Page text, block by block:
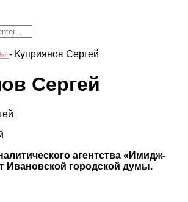
- Куприянов Сергей
Сергей
агентства «Имидж-
Ивановской городской думы.